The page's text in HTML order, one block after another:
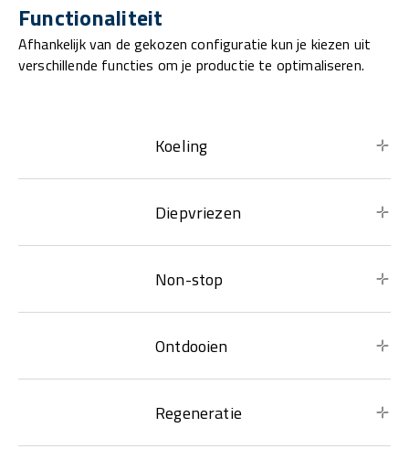
Functionaliteit
Afhankelijk van de gekozen configuratie kun je kiezen uit
verschillende functies om je productie te optimaliseren.
Koeling
Diepvriezen
Non-stop
Ontdooien
Regeneratie